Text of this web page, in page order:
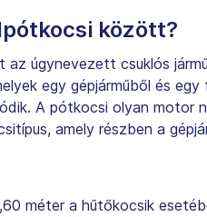
között?
az úgynevezett csuklós
egy gépjárműből és
A pótkocsi olyan motor
amely részben a
méter a hűtőkocsik